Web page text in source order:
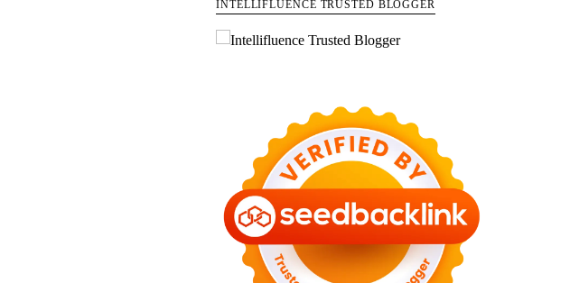
INTELLIFLUENCE TRUSTED BLOGGER